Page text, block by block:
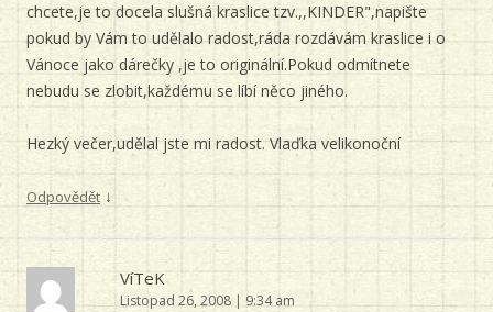
chcete,je to docela slušná kraslice tzv.,,KINDER",napište
pokud by Vám to udělalo radost,ráda rozdávám kraslice i o
Vánoce jako dárečky ,je to originální.Pokud odmítnete
nebudu se zlobit,každému se líbí něco jiného.
Hezký večer,udělal jste mi radost. Vlaďka velikonoční
Odpovědět ↓
VíTeK
Listopad 26, 2008 | 9:34 am